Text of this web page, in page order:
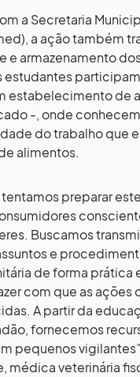
a Secretaria
a ação também
e armazenamento
estudantes
estabelecimento de
-, onde
do trabalho que
alimentos.
preparar
Buscamos
e
de forma prática
com que as ações
A partir da
fornecemos
pequenos
médica veterinária